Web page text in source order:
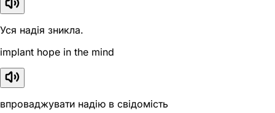
Уся надія зникла.
implant hope in the mind
впроваджувати надію в свідомість